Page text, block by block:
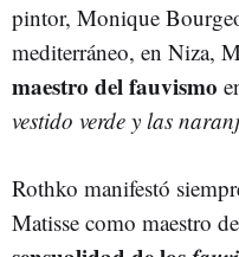
pintor, Monique
mediterráneo, en Niza,
maestro del fauvismo
vestido verde y las
Rothko manifestó
Matisse como maestro